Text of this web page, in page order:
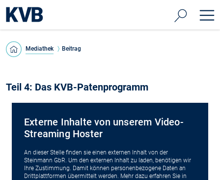
Mediathek Beitrag
Teil 4: Das KVB-Patenprogramm
Externe Inhalte von unserem Video-
Streaming Hoster
An dieser Stelle finden sie einen externen Inhalt von der
Steinmann GbR. Um den externen Inhalt zu laden, benötigen wir
Ihre Zustimmung. Damit können personenbezogene Daten an
Drittplattformen übermittelt werden. Mehr dazu erfahren Sie in